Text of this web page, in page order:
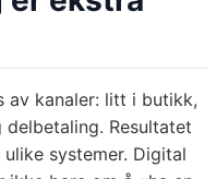
av kanaler: litt i butikk,
Resultatet
systemer. Digital